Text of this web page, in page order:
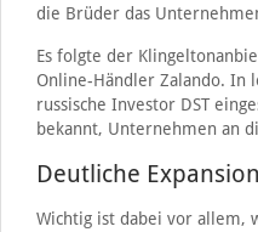
die Brüder das
Es folgte der
Online-Händler Zalando. In
russische Investor DST
bekannt, Unternehmen an
Deutliche
Wichtig ist dabei vor allem,